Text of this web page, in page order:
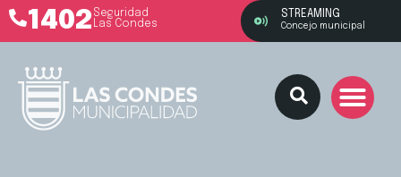
1402 Seguridad
Las Condes
STREAMING
Concejo municipal